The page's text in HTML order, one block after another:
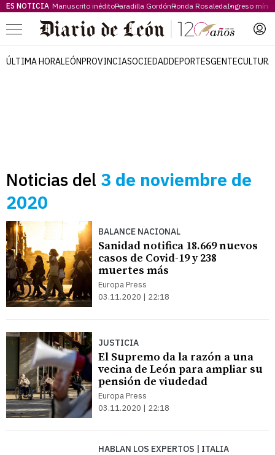
ES NOTICIA Manuscrito inéditoParadilla GordónRonda RosaledaIngreso
Menú
ÚLTIMA HORALEÓNPROVINCIASOCIEDADDEPORTESGENTECULTURA
Noticias del 3 de noviembre de
2020
BALANCE NACIONAL
Sanidad notifica 18.669 nuevos
casos de Covid-19 y 238
muertes más
Europa Press
03.11.2020 | 22:18
JUSTICIA
El Supremo da la razón a una
vecina de León para ampliar su
pensión de viudedad
Europa Press
03.11.2020 | 22:18
HABLAN LOS EXPERTOS | ITALIA